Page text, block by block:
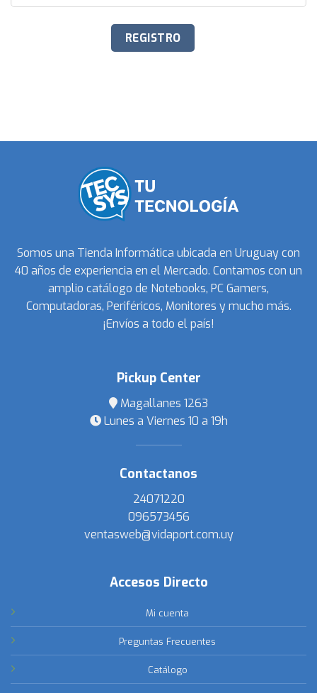
Somos una Tienda Informática ubicada en Uruguay con
40 años de experiencia en el Mercado. Contamos con un
amplio catálogo de Notebooks, PC Gamers,
Computadoras, Periféricos, Monitores y mucho más.
¡Envíos a todo el país!
Pickup Center
Magallanes 1263
Lunes a Viernes 10 a 19h
Contactanos
24071220
096573456
ventasweb@vidaport.com.uy
Accesos Directo
Mi cuenta
Preguntas Frecuentes
Catálogo